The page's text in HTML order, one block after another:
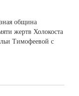
община
жертв Холокоста
Тимофеевой с